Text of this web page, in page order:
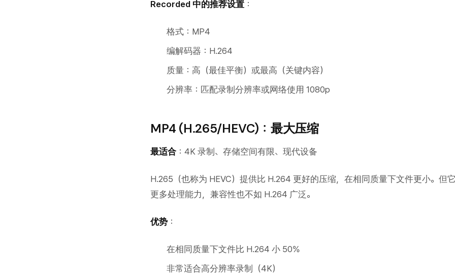
Recorded 中的推荐设置 ：
格式：MP4
编解码器：H.264
质量：高（最佳平衡）或最高（关键内容）
分辨率：匹配录制分辨率或网络使用 1080p
MP4 (H.265/HEVC)：最大压缩
最适合 ：4K 录制、存储空间有限、现代设备
H.265（也称为 HEVC）提供比 H.264 更好的压缩，在相同质量下文件更小。但
更多处理能力，兼容性也不如 H.264 广泛。
优势 ：
在相同质量下文件比 H.264 小 50%
非常适合高分辨率录制（4K）